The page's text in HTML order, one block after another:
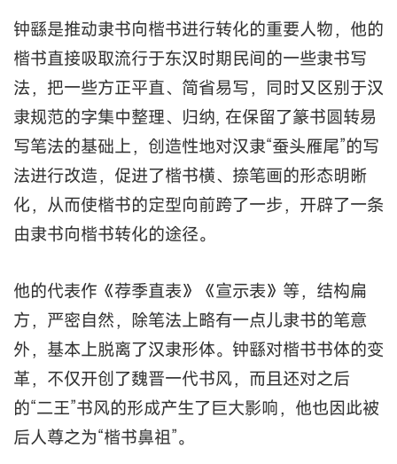
钟繇是推动隶书向楷书进行转化的重要人物，他的
楷书直接吸取流行于东汉时期民间的一些隶书写
法，把一些方正平直、简省易写，同时又区别于汉
隶规范的字集中整理、归纳, 在保留了篆书圆转易
写笔法的基础上，创造性地对汉隶“蚕头雁尾”的写
法进行改造，促进了楷书横、捺笔画的形态明晰
化，从而使楷书的定型向前跨了一步，开辟了一条
由隶书向楷书转化的途径。
他的代表作《荐季直表》《宣示表》等，结构扁
方，严密自然，除笔法上略有一点儿隶书的笔意
外，基本上脱离了汉隶形体。钟繇对楷书书体的变
革，不仅开创了魏晋一代书风，而且还对之后
的“二王”书风的形成产生了巨大影响，他也因此被
后人尊之为“楷书鼻祖”。